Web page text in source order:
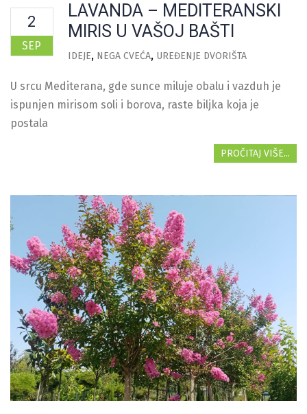
2
SEP
LAVANDA – MEDITERANSKI
MIRIS U VAŠOJ BAŠTI
IDEJE NEGA CVEĆA UREĐENJE DVORIŠTA
U srcu Mediterana, gde sunce miluje obalu i vazduh je
ispunjen mirisom soli i borova, raste biljka koja je
postala
PROČITAJ VIŠE...